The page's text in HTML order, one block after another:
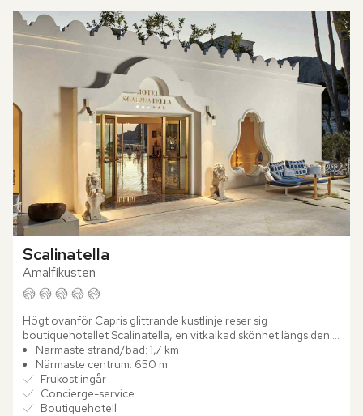
Scalinatella
Amalfikusten
Högt ovanför Capris glittrande kustlinje reser sig
boutiquehotellet Scalinatella, en vitkalkad skönhet längs den
eleganta Via Tragara. Sedan generationer tillbaka har
familjen...
Närmaste strand/bad: 1,7 km
Närmaste centrum: 650 m
Frukost ingår
Concierge-service
Boutiquehotell